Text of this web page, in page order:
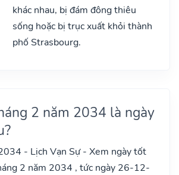
khác nhau, bị đám đông thiêu
sống hoặc bị trục xuất khỏi thành
phố Strasbourg.
2 năm 2034 là ngày
- Lịch Vạn Sự - Xem ngày tốt
2 năm 2034 , tức ngày 26-12-